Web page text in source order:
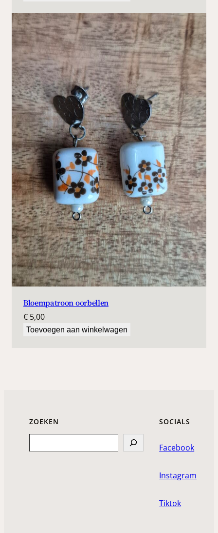
Bloempatroon oorbellen
€ 5,00
Toevoegen aan winkelwagen
ZOEKEN SOCIALS
Facebook
Instagram
Tiktok